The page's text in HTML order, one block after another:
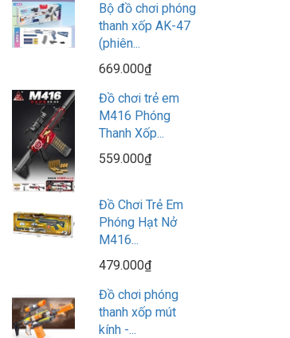
Bộ đồ chơi phóng
thanh xốp AK-47
(phiên...
669.000₫
Đồ chơi trẻ em
M416 Phóng
Thanh Xốp...
559.000₫
Đồ Chơi Trẻ Em
Phóng Hạt Nở
M416...
479.000₫
Đồ chơi phóng
thanh xốp mút
kính -...